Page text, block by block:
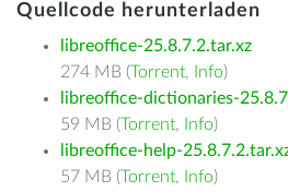
Quellcode herunterladen
libreoffice-25.8.7.2.tar.xz
274 MB (Torrent, Info)
libreoffice-dictionaries-
59 MB (Torrent, Info)
libreoffice-help-
57 MB (Torrent, Info)